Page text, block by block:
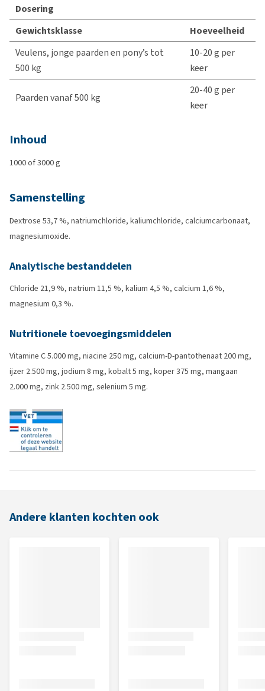
Dosering
Gewichtsklasse
Hoeveelheid
Veulens, jonge paarden en pony’s tot
500 kg
10-20 g per
keer
Paarden vanaf 500 kg
20-40 g per
keer
Inhoud
1000 of 3000 g
Samenstelling
Dextrose 53,7 %, natriumchloride, kaliumchloride, calciumcarbonaat,
magnesiumoxide.
Analytische bestanddelen
Chloride 21,9 %, natrium 11,5 %, kalium 4,5 %, calcium 1,6 %,
magnesium 0,3 %.
Nutritionele toevoegingsmiddelen
Vitamine C 5.000 mg, niacine 250 mg, calcium-D-pantothenaat 200 mg,
ijzer 2.500 mg, jodium 8 mg, kobalt 5 mg, koper 375 mg, mangaan
2.000 mg, zink 2.500 mg, selenium 5 mg.
Andere klanten kochten ook